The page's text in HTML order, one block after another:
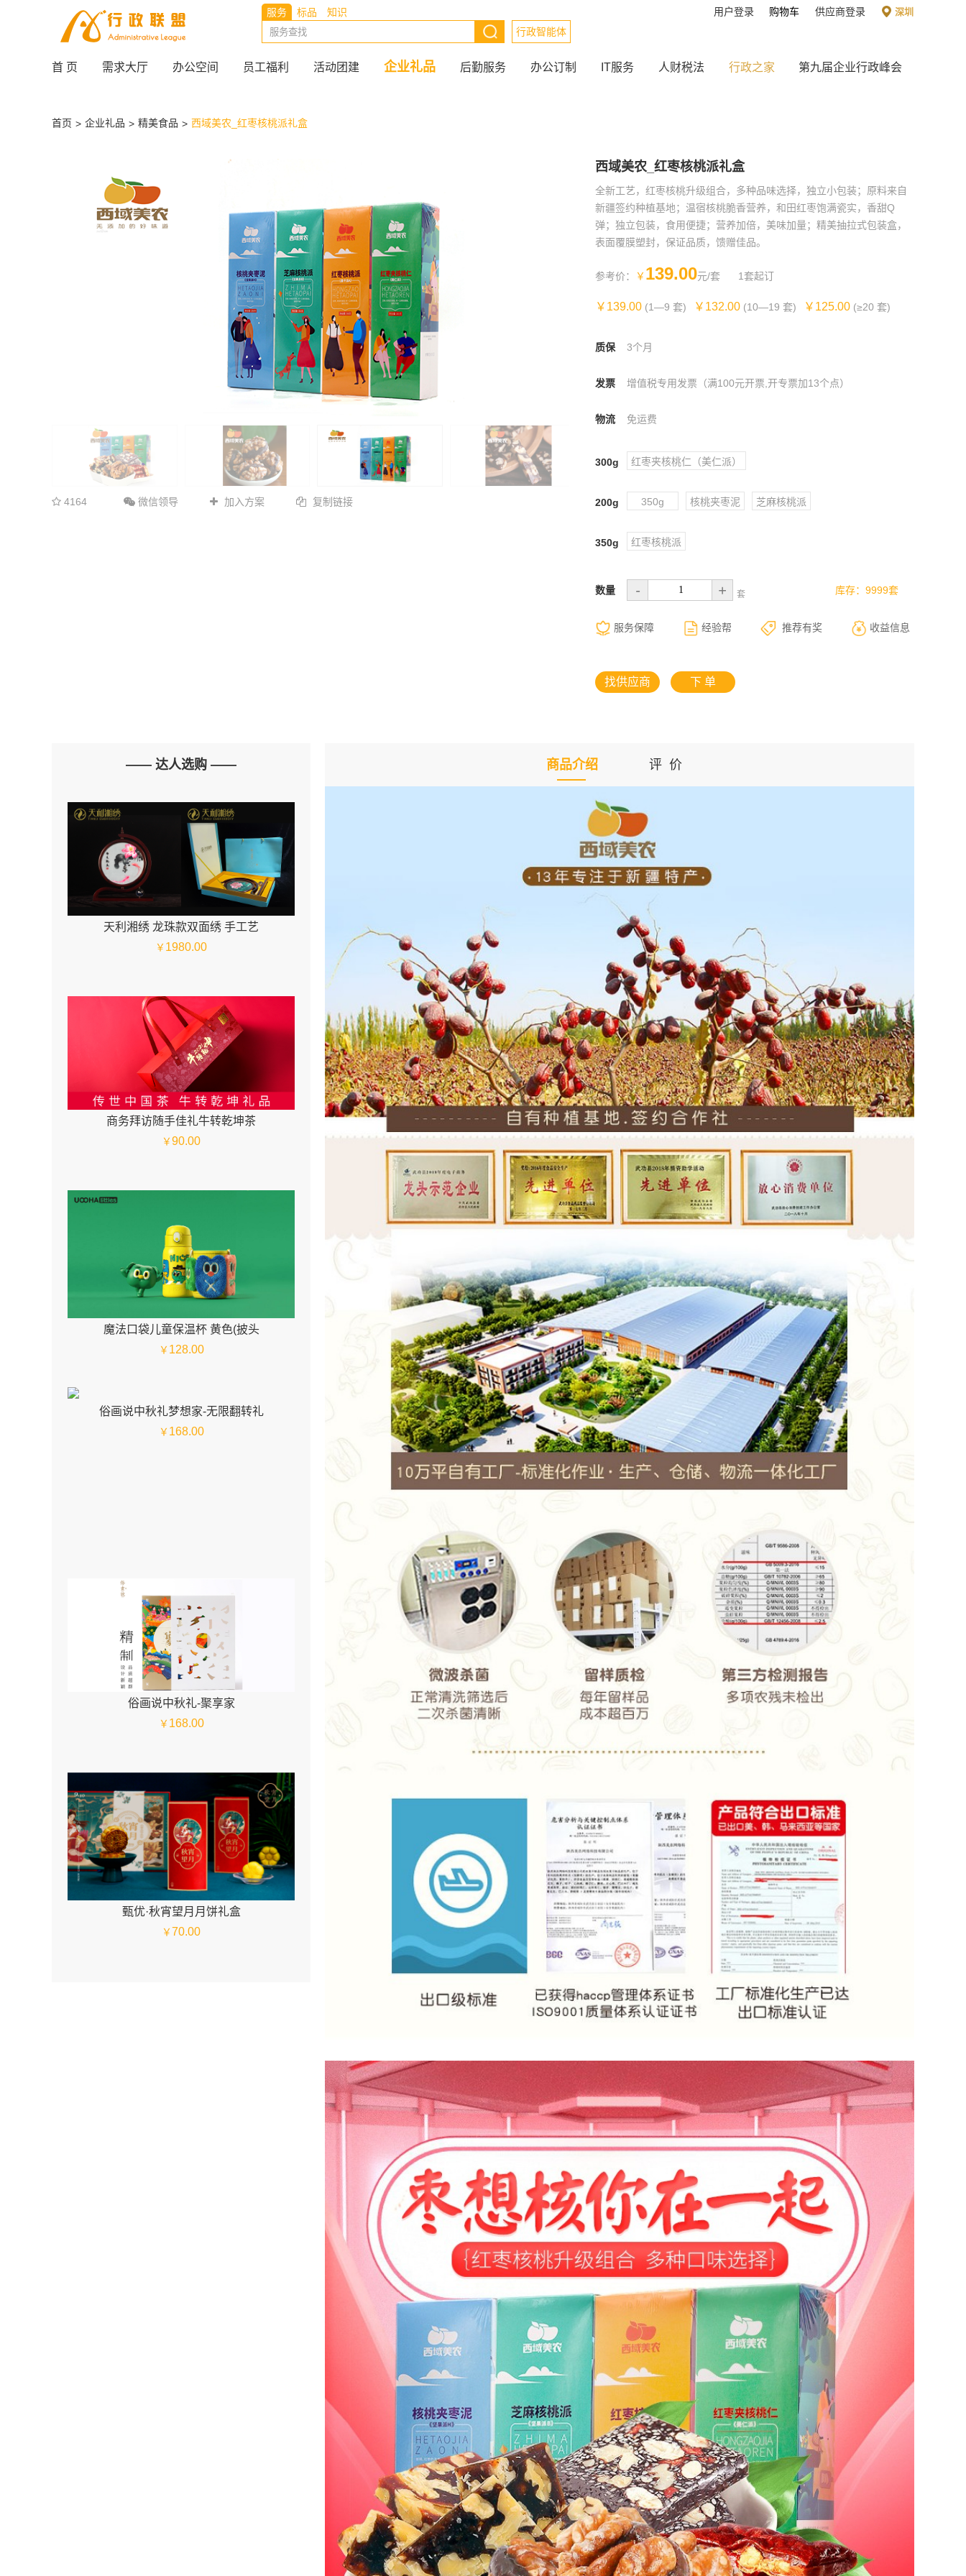
深圳
供应商登录
购物车
用户登录
服务 标品
知识
行政智能体
首 页 需求大厅 办公空间 员工福利 活动团建 企业礼品 后勤服务 办公订制 IT服务 人财税法 行政之家 第九届企业行政峰会
首页 > 企业礼品 > 精美食品 > 西域美农_红枣核桃派礼盒
4164 微信领导 加入方案 复制链接
西域美农_红枣核桃派礼盒
全新工艺，红枣核桃升级组合，多种品味选择，独立小包装；原料来自
新疆签约种植基地；温宿核桃脆香营养，和田红枣饱满瓷实，香甜Q
弹；独立包装，食用便捷；营养加倍，美味加量；精美抽拉式包装盒，
表面覆膜塑封，保证品质，馈赠佳品。
参考价： ￥ 139.00元/套 1套起订
￥139.00 (1—9 套) ￥132.00 (10—19 套) ￥125.00 (≥20 套)
质保 3个月
发票 增值税专用发票（满100元开票,开专票加13个点）
物流 免运费
300g 红枣夹核桃仁（美仁派）
200g 350g 核桃夹枣泥 芝麻核桃派
350g 红枣核桃派
数量 - + 套 库存：9999套
服务保障 经验帮 推荐有奖 收益信息
找供应商 下 单
—— 达人选购 ——
天利湘绣 龙珠款双面绣 手工艺
￥ 1980.00
商务拜访随手佳礼牛转乾坤茶
￥90.00
魔法口袋儿童保温杯 黄色(披头
￥ 128.00
俗画说中秋礼梦想家-无限翻转礼
￥ 168.00
俗画说中秋礼-聚享家
￥ 168.00
甄优·秋宵望月月饼礼盒
￥70.00
商品介绍 评 价